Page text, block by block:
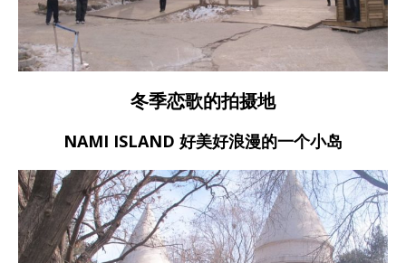
冬季恋歌的拍摄地
NAMI ISLAND 好美好浪漫的一个小岛